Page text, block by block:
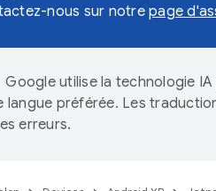
nous sur notre page
Google utilise la technologie
langue préférée. Les
erreurs.